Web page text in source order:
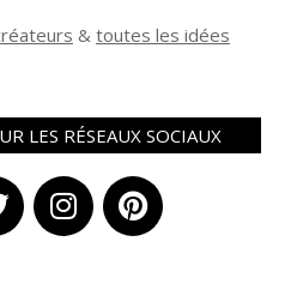
& toutes les idées
LES RÉSEAUX SOCIAUX